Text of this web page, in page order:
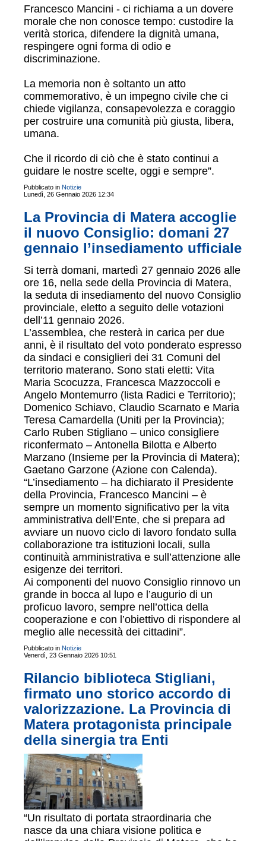
Francesco Mancini - ci richiama a un dovere
morale che non conosce tempo: custodire la
verità storica, difendere la dignità umana,
respingere ogni forma di odio e
discriminazione.
La memoria non è soltanto un atto
commemorativo, è un impegno civile che ci
chiede vigilanza, consapevolezza e coraggio
per costruire una comunità più giusta, libera,
umana.
Che il ricordo di ciò che è stato continui a
guidare le nostre scelte, oggi e sempre”.
Pubblicato in Notizie
Lunedì, 26 Gennaio 2026 12:34
La Provincia di Matera accoglie
il nuovo Consiglio: domani 27
gennaio l’insediamento ufficiale
Si terrà domani, martedì 27 gennaio 2026 alle
ore 16, nella sede della Provincia di Matera,
la seduta di insediamento del nuovo Consiglio
provinciale, eletto a seguito delle votazioni
dell’11 gennaio 2026.
L’assemblea, che resterà in carica per due
anni, è il risultato del voto ponderato espresso
da sindaci e consiglieri dei 31 Comuni del
territorio materano. Sono stati eletti: Vita
Maria Scocuzza, Francesca Mazzoccoli e
Angelo Montemurro (lista Radici e Territorio);
Domenico Schiavo, Claudio Scarnato e Maria
Teresa Camardella (Uniti per la Provincia);
Carlo Ruben Stigliano – unico consigliere
riconfermato – Antonella Bilotta e Alberto
Marzano (Insieme per la Provincia di Matera);
Gaetano Garzone (Azione con Calenda).
“L’insediamento – ha dichiarato il Presidente
della Provincia, Francesco Mancini – è
sempre un momento significativo per la vita
amministrativa dell’Ente, che si prepara ad
avviare un nuovo ciclo di lavoro fondato sulla
collaborazione tra istituzioni locali, sulla
continuità amministrativa e sull’attenzione alle
esigenze dei territori.
Ai componenti del nuovo Consiglio rinnovo un
grande in bocca al lupo e l’augurio di un
proficuo lavoro, sempre nell’ottica della
cooperazione e con l’obiettivo di rispondere al
meglio alle necessità dei cittadini”.
Pubblicato in Notizie
Venerdì, 23 Gennaio 2026 10:51
Rilancio biblioteca Stigliani,
firmato uno storico accordo di
valorizzazione. La Provincia di
Matera protagonista principale
della sinergia tra Enti
“Un risultato di portata straordinaria che
nasce da una chiara visione politica e